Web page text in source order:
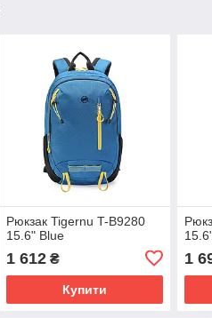
Рюкзак Tigernu T-B9280
15.6" Blue
1 612₴
Купити
1